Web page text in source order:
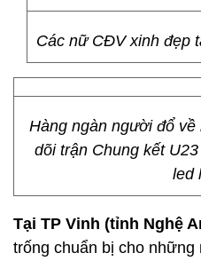
Các nữ CĐV xinh đẹp
Hàng ngàn người đổ
dõi trận Chung kết
led
Tại TP Vinh (tỉnh Nghệ
trống chuẩn bị cho